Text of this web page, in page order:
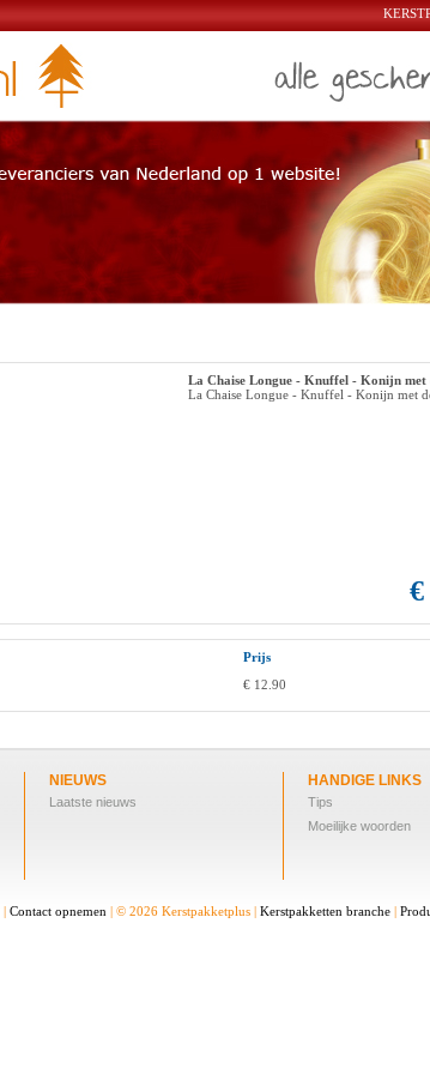
La Chaise Longue - Knuffel - Konijn met
La Chaise Longue - Knuffel - Konijn met
€
Prijs
€ 12.90
NIEUWS
Laatste nieuws
HANDIGE LINKS
Tips
Moeilijke woorden
| Contact opnemen | © 2026 Kerstpakketplus | Kerstpakketten branche|